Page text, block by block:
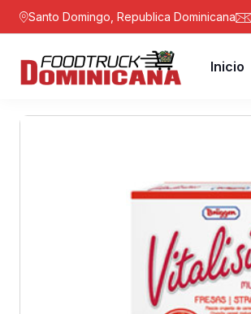
Santo Domingo, Republica Dominicana
Inicio